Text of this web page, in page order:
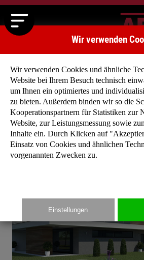
Startseite » Typenhäuser »
Wir verwenden
Wir verwenden Cookies und ähnliche
Website bei Ihrem Besuch technisch
um Ihnen ein optimiertes und
zu bieten. Außerdem binden wir so die
Kooperationspartnern für Statistiken zur
Website, zur Leistungsmessung sowie
Inhalte ein. Durch Klicken auf
Einsatz von Cookies und ähnlichen
vorgenannten Zwecken zu.
Einstellungen